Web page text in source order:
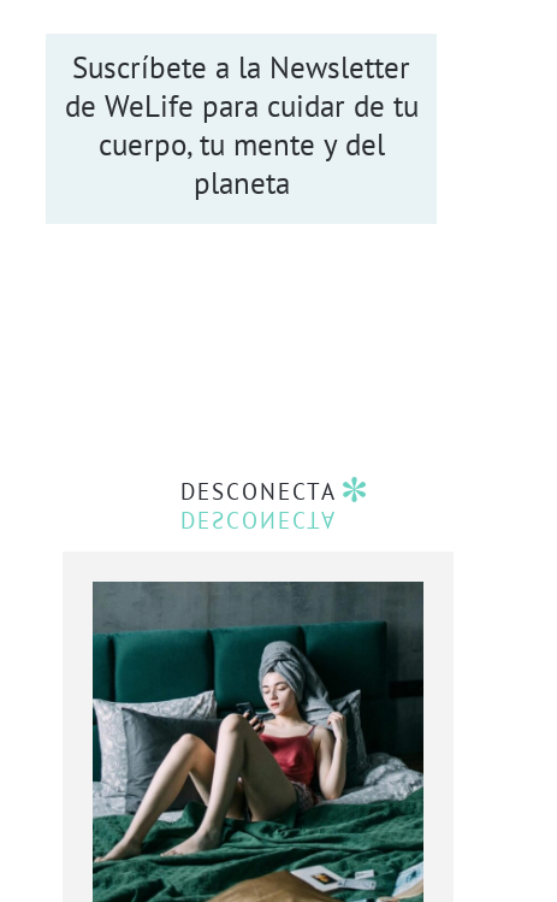
Suscríbete a la Newsletter
de WeLife para cuidar de tu
cuerpo, tu mente y del
planeta
DESCONECTA